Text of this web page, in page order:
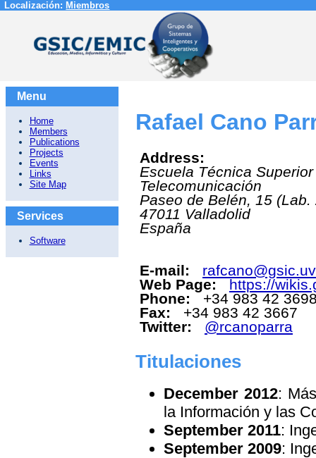
Localización: Miembros
Menu
Home
Members
Publications
Projects
Events
Links
Site Map
Services
Software
Rafael Cano
Address:
Escuela Técnica
Telecomunicación
Paseo de Belén, 15 (Lab.
47011 Valladolid
España
E-mail:
Web Page:
https://
Phone:
+34 983 42
Fax:
+34 983 42 3667
Twitter:
@rcanoparra
Titulaciones
December 2012:
la Información y las
September 2011:
September 2009: